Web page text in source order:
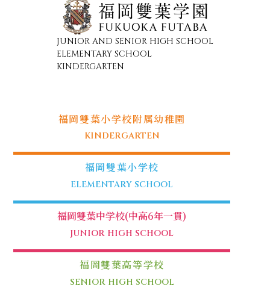
JUNIOR AND SENIOR HIGH SCHOOL
ELEMENTARY SCHOOL
KINDERGARTEN
福岡雙葉小学校附属幼稚園
KINDERGARTEN
福岡雙葉小学校
ELEMENTARY SCHOOL
福岡雙葉中学校(中高6年一貫)
JUNIOR HIGH SCHOOL
福岡雙葉高等学校
SENIOR HIGH SCHOOL